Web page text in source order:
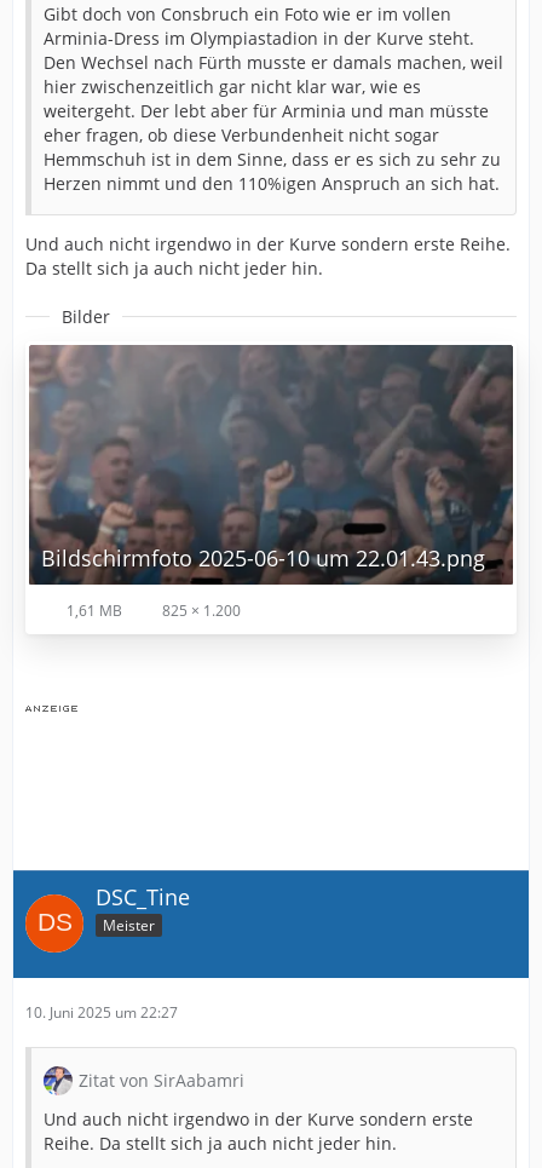
Gibt doch von Consbruch ein Foto wie er im vollen
Arminia-Dress im Olympiastadion in der Kurve steht.
Den Wechsel nach Fürth musste er damals machen, weil
hier zwischenzeitlich gar nicht klar war, wie es
weitergeht. Der lebt aber für Arminia und man müsste
eher fragen, ob diese Verbundenheit nicht sogar
Hemmschuh ist in dem Sinne, dass er es sich zu sehr zu
Herzen nimmt und den 110%igen Anspruch an sich hat.
Und auch nicht irgendwo in der Kurve sondern erste Reihe.
Da stellt sich ja auch nicht jeder hin.
Bilder
Bildschirmfoto 2025-06-10 um 22.01.43.png
1,61 MB 825 × 1.200
DSC_Tine
Meister
10. Juni 2025 um 22:27
Zitat von SirAabamri
Und auch nicht irgendwo in der Kurve sondern erste
Reihe. Da stellt sich ja auch nicht jeder hin.